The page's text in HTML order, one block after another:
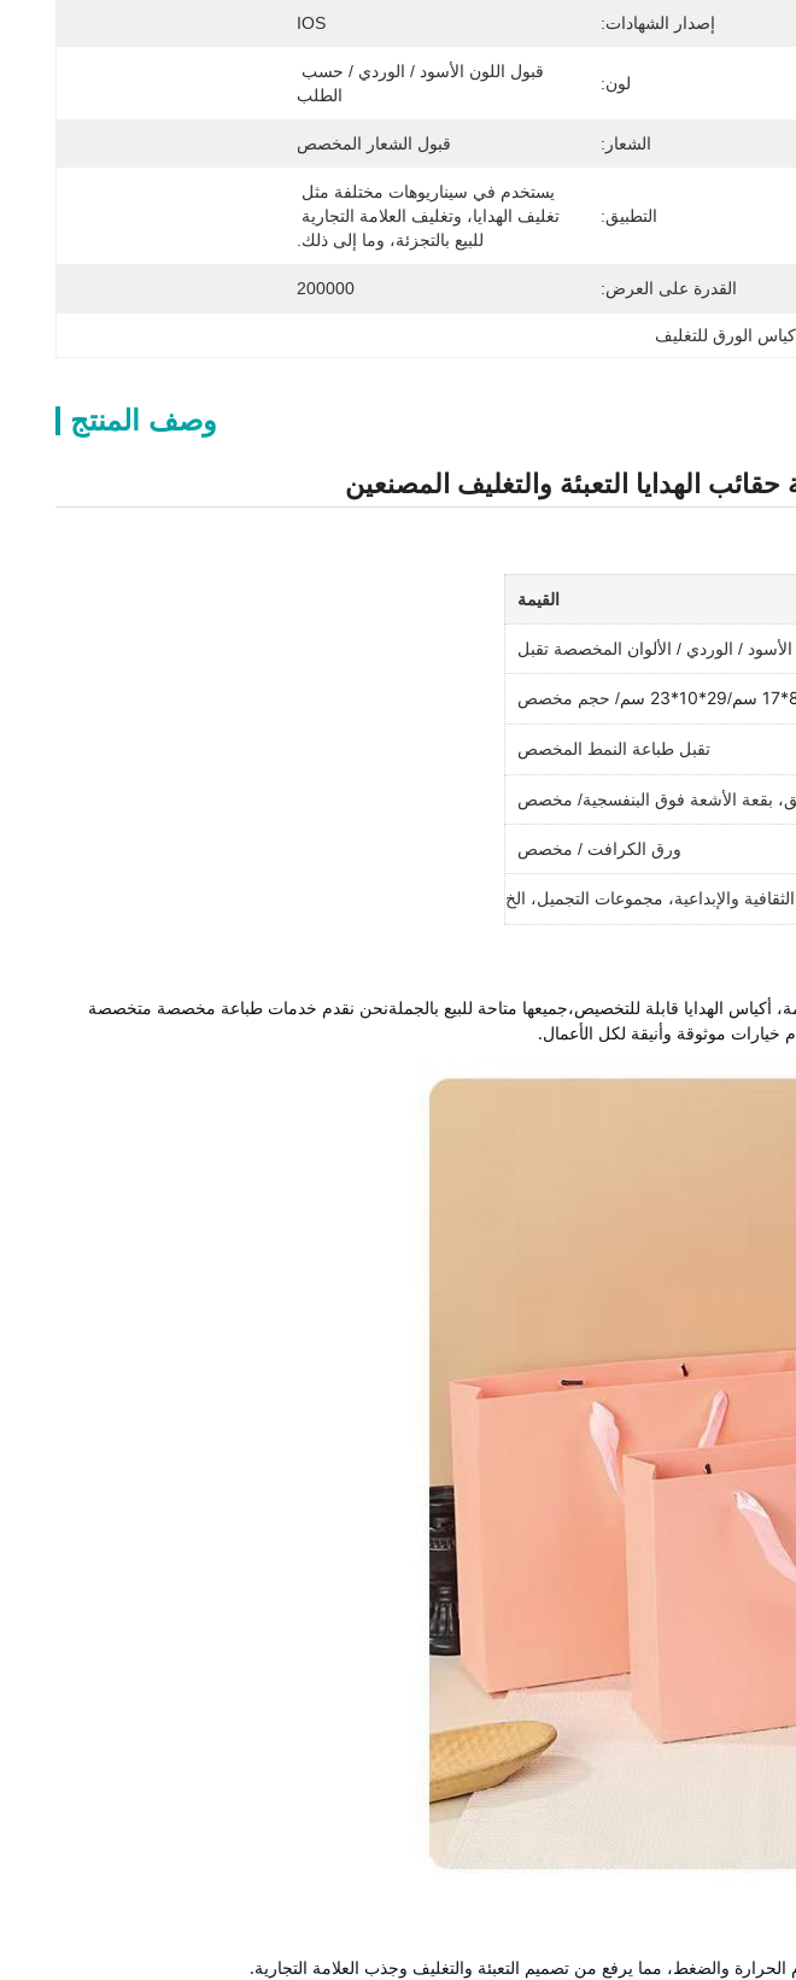
إصدار الشهادات: IOS
لون:
الطلب
الشعار: قبول الشعار المخصص
التطبيق:
للبيع بالتجزئة، وما إلى ذلك.
القدرة على العرض: 200000
الورق للتغليف
وصف المنتج
الهدايا التعبئة والتغليف المصنعين
القيمة
الأسود / الوردي / الألوان المخصصة تقبل
/29*10*23 سم / حجم مخصص
تقبل طباعة النمط المخصص
بقعة الأشعة فوق البنفسجية/ مخصص
ورق الكرافت / مخصص
والإبداعية، مجموعات التجميل، الخ
خيارات موثوقة وأنيقة لكل الأعمال.
الحرارة والضغط، مما يرفع من تصميم التعبئة والتغليف وجذب العلامة التجارية.